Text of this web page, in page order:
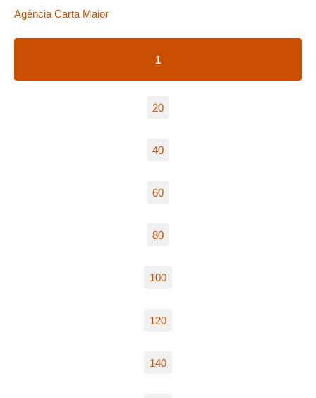
Agência Carta Maior
1
20
40
60
80
100
120
140